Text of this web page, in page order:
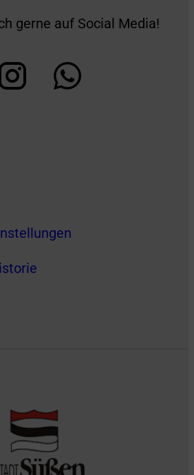
gerne auf Social Media!